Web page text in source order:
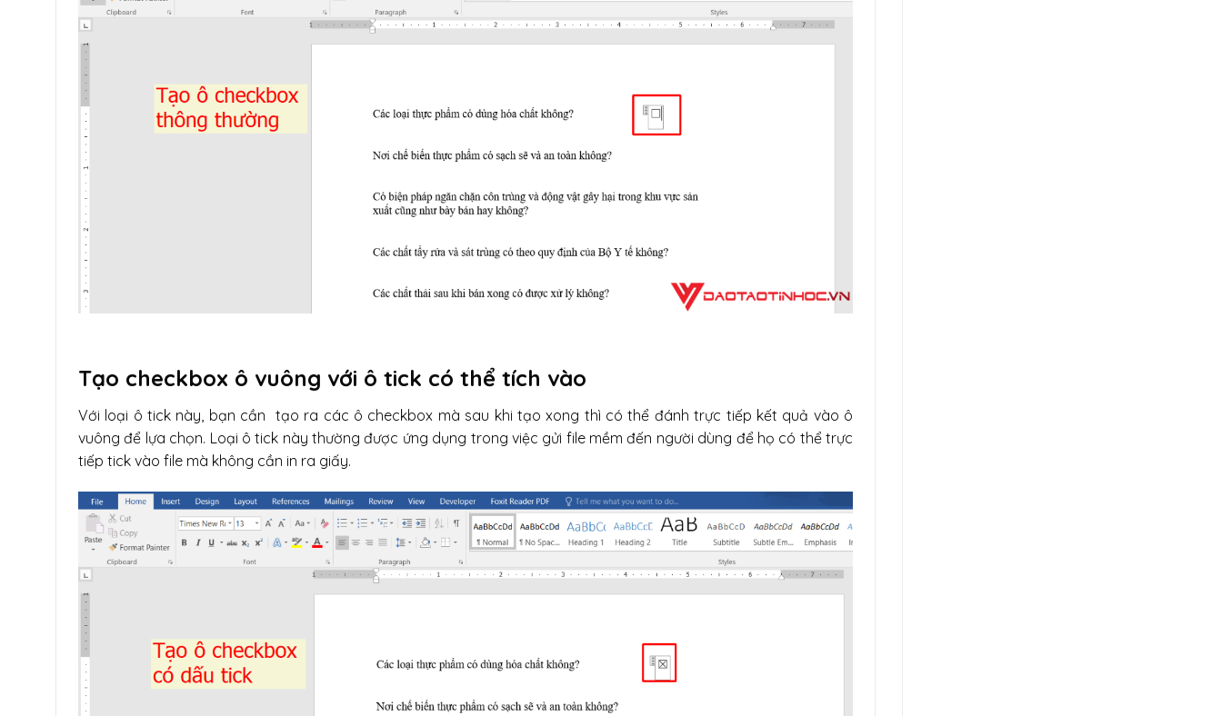
Tạo checkbox ô vuông với ô tick có thể tích vào
Với loại ô tick này, bạn cần tạo ra các ô checkbox mà sau khi tạo xong thì có thể đánh trực tiếp kết quả vào ô
vuông để lựa chọn. Loại ô tick này thường được ứng dụng trong việc gửi file mềm đến người dùng để họ có thể trực
tiếp tick vào file mà không cần in ra giấy.